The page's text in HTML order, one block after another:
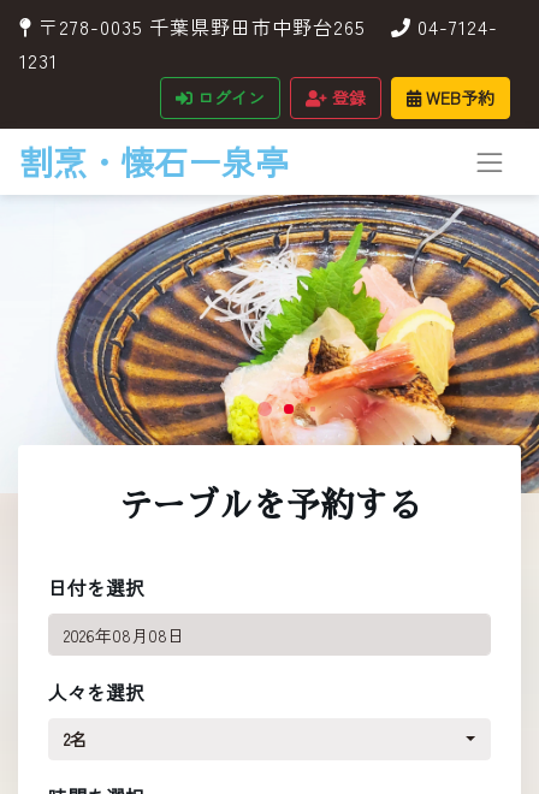
〒278-0035 千葉県野田市中野台265
04-7124-
1231
ログイン 登録 WEB予約
割烹・懐石ー泉亭
テーブルを予約する
日付を選択
人々を選択
2名